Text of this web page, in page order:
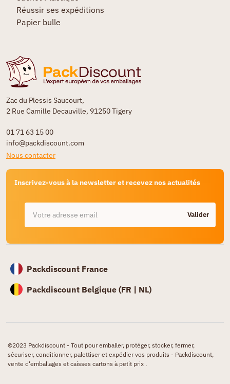
Zac du Plessis Saucourt,
2 Rue Camille Decauville, 91250 Tigery
01 71 63 15 00
info@packdiscount.com
Nous contacter
Inscrivez-vous à la newsletter et recevez nos actualités
Valider
Réussir ses expéditions
Papier bulle
Packdiscount France
Packdiscount Belgique (FR | NL)
©2023 Packdiscount - Tout pour emballer, protéger, stocker, fermer,
sécuriser, conditionner, palettiser et expédier vos produits - Packdiscount,
vente d'emballages et caisses cartons à petit prix .